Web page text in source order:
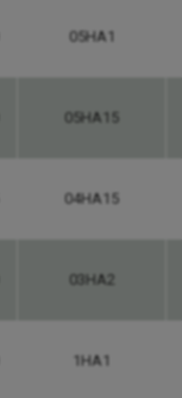
05HA1
05HA15
04HA15
03HA2
1HA1